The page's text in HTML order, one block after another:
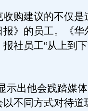
购建议的不仅是
》的员工。《华
社员工“从上到
出他会践踏媒体
不同方式对待道